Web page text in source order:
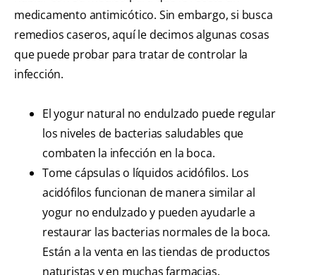
medicamento antimicótico. Sin embargo, si busca
remedios caseros, aquí le decimos algunas cosas
que puede probar para tratar de controlar la
infección.
El yogur natural no endulzado puede regular
los niveles de bacterias saludables que
combaten la infección en la boca.
Tome cápsulas o líquidos acidófilos. Los
acidófilos funcionan de manera similar al
yogur no endulzado y pueden ayudarle a
restaurar las bacterias normales de la boca.
Están a la venta en las tiendas de productos
naturistas y en muchas farmacias.